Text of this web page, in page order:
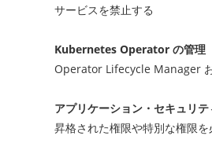
サービスを禁止する
Kubernetes Operator の管理
Operator Lifecycle Manager
アプリケーション・セキュリテ
昇格された権限や特別な権限